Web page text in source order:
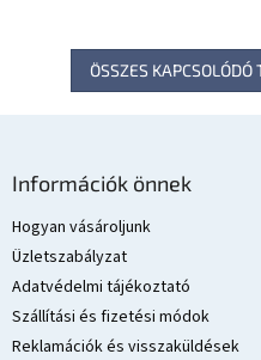
ÖSSZES
Információk önnek
Hogyan vásároljunk
Üzletszabályzat
Adatvédelmi tájékoztató
Szállítási és fizetési módok
Reklamációk és visszaküldések